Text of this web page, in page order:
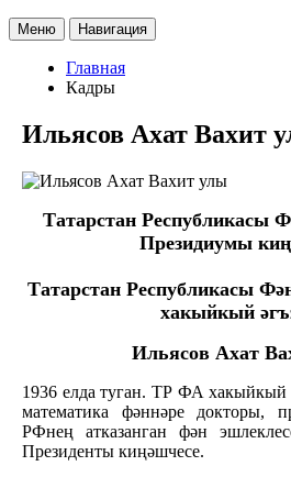
Меню Навигация
Главная
Кадры
Ильясов Ахат Вахит
Татарстан Республикасы
Президиумы
Татарстан Республикасы
хакыйкый
Ильясов Ахат
1936 елда туган. ТР ФА хакыйкый
математика фәннәре докторы,
РФнең атказанган фән
Президенты киңәшчесе.